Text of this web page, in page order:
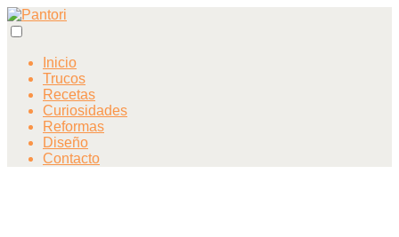
Inicio
Trucos
Recetas
Curiosidades
Reformas
Diseño
Contacto